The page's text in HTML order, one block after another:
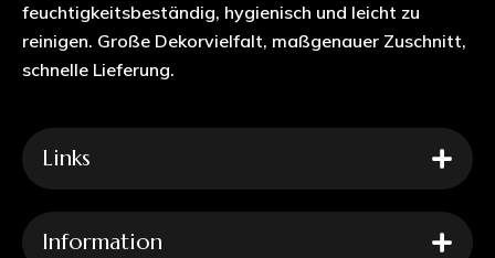
feuchtigkeitsbeständig, hygienisch und leicht zu
reinigen. Große Dekorvielfalt, maßgenauer Zuschnitt,
schnelle Lieferung.
Links
Information